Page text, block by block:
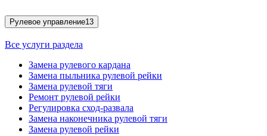
Рулевое управление13
Все услуги раздела
Замена рулевого кардана
Замена пыльника рулевой рейки
Замена рулевой тяги
Ремонт рулевой рейки
Регулировка сход-развала
Замена наконечника рулевой тяги
Замена рулевой рейки